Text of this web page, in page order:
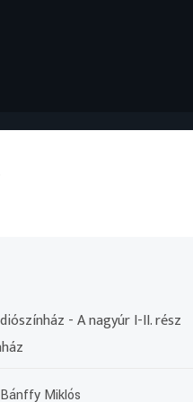
- A nagyúr I-II. rész
Miklós